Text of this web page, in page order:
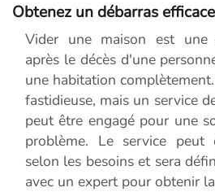
Obtenez un débarras
Vider une maison est une
après le décès d'une
une habitation
fastidieuse, mais un service
peut être engagé pour une
problème. Le service
selon les besoins et sera
avec un expert pour obtenir